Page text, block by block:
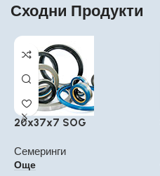
Сходни Продукти
20x37x7 SOG
Семеринги
Още